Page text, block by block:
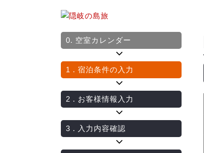
0. 空室カレンダー
1 . 宿泊条件の入力
2 . お客様情報入力
3 . 入力内容確認